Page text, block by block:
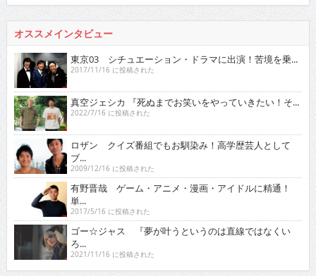
オススメインタビュー
2017/11/16 に投稿された
真空ジェシカ 『死ぬまでお笑いをやっていきたい！そ...
2022/7/16 に投稿された
ロザン クイズ番組でもお馴染み！高学歴芸人として
ブ...
2009/12/16 に投稿された
有野晋哉 ゲーム・アニメ・漫画・アイドルに精通！
単...
2017/5/16 に投稿された
ゴー☆ジャス 『夢が叶うというのは直線ではなくい
ろ...
2021/11/16 に投稿された